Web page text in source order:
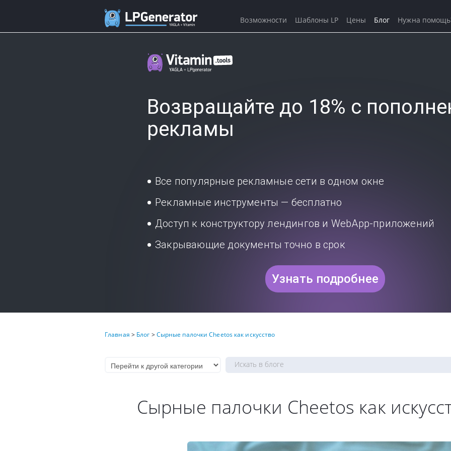
Возвращайте до 18% с
рекламы
Все популярные рекламные сети в одном окне
Рекламные инструменты — бесплатно
Доступ к конструктору лендингов и WebApp-приложений
Закрывающие документы точно в срок
Узнать подробнее
Главная > Блог >Сырные палочки Cheetos как искусство
Сырные палочки Cheetos как
Возможности Шаблоны LP Цены Блог Нужна